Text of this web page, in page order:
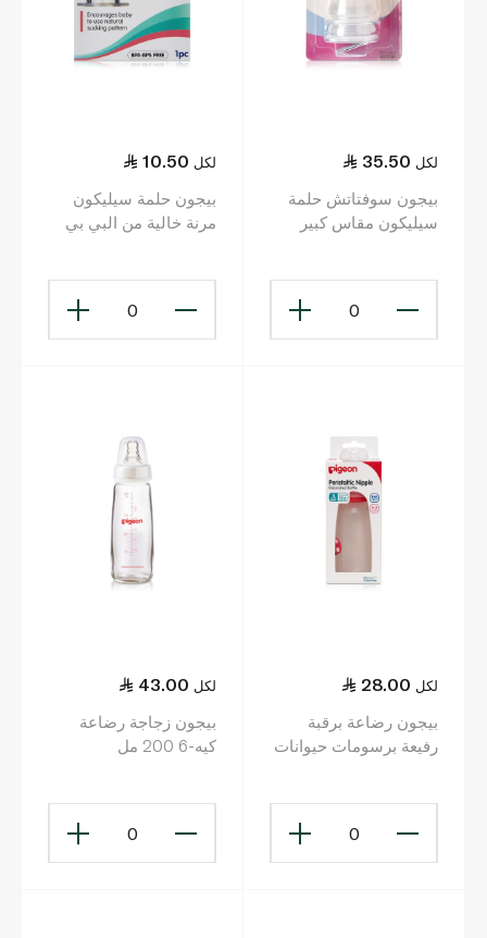
35.50 لكل
بيجون سوفتاتش حلمة
سيليكون مقاس كبير
0
10.50 لكل
بيجون حلمة سيليكون
مرنة خالية من البي بي
0
28.00 لكل
بيجون رضاعة برقبة
رفيعة برسومات حيوانات
0
43.00 لكل
بيجون زجاجة رضاعة
كيه-6 200 مل
0